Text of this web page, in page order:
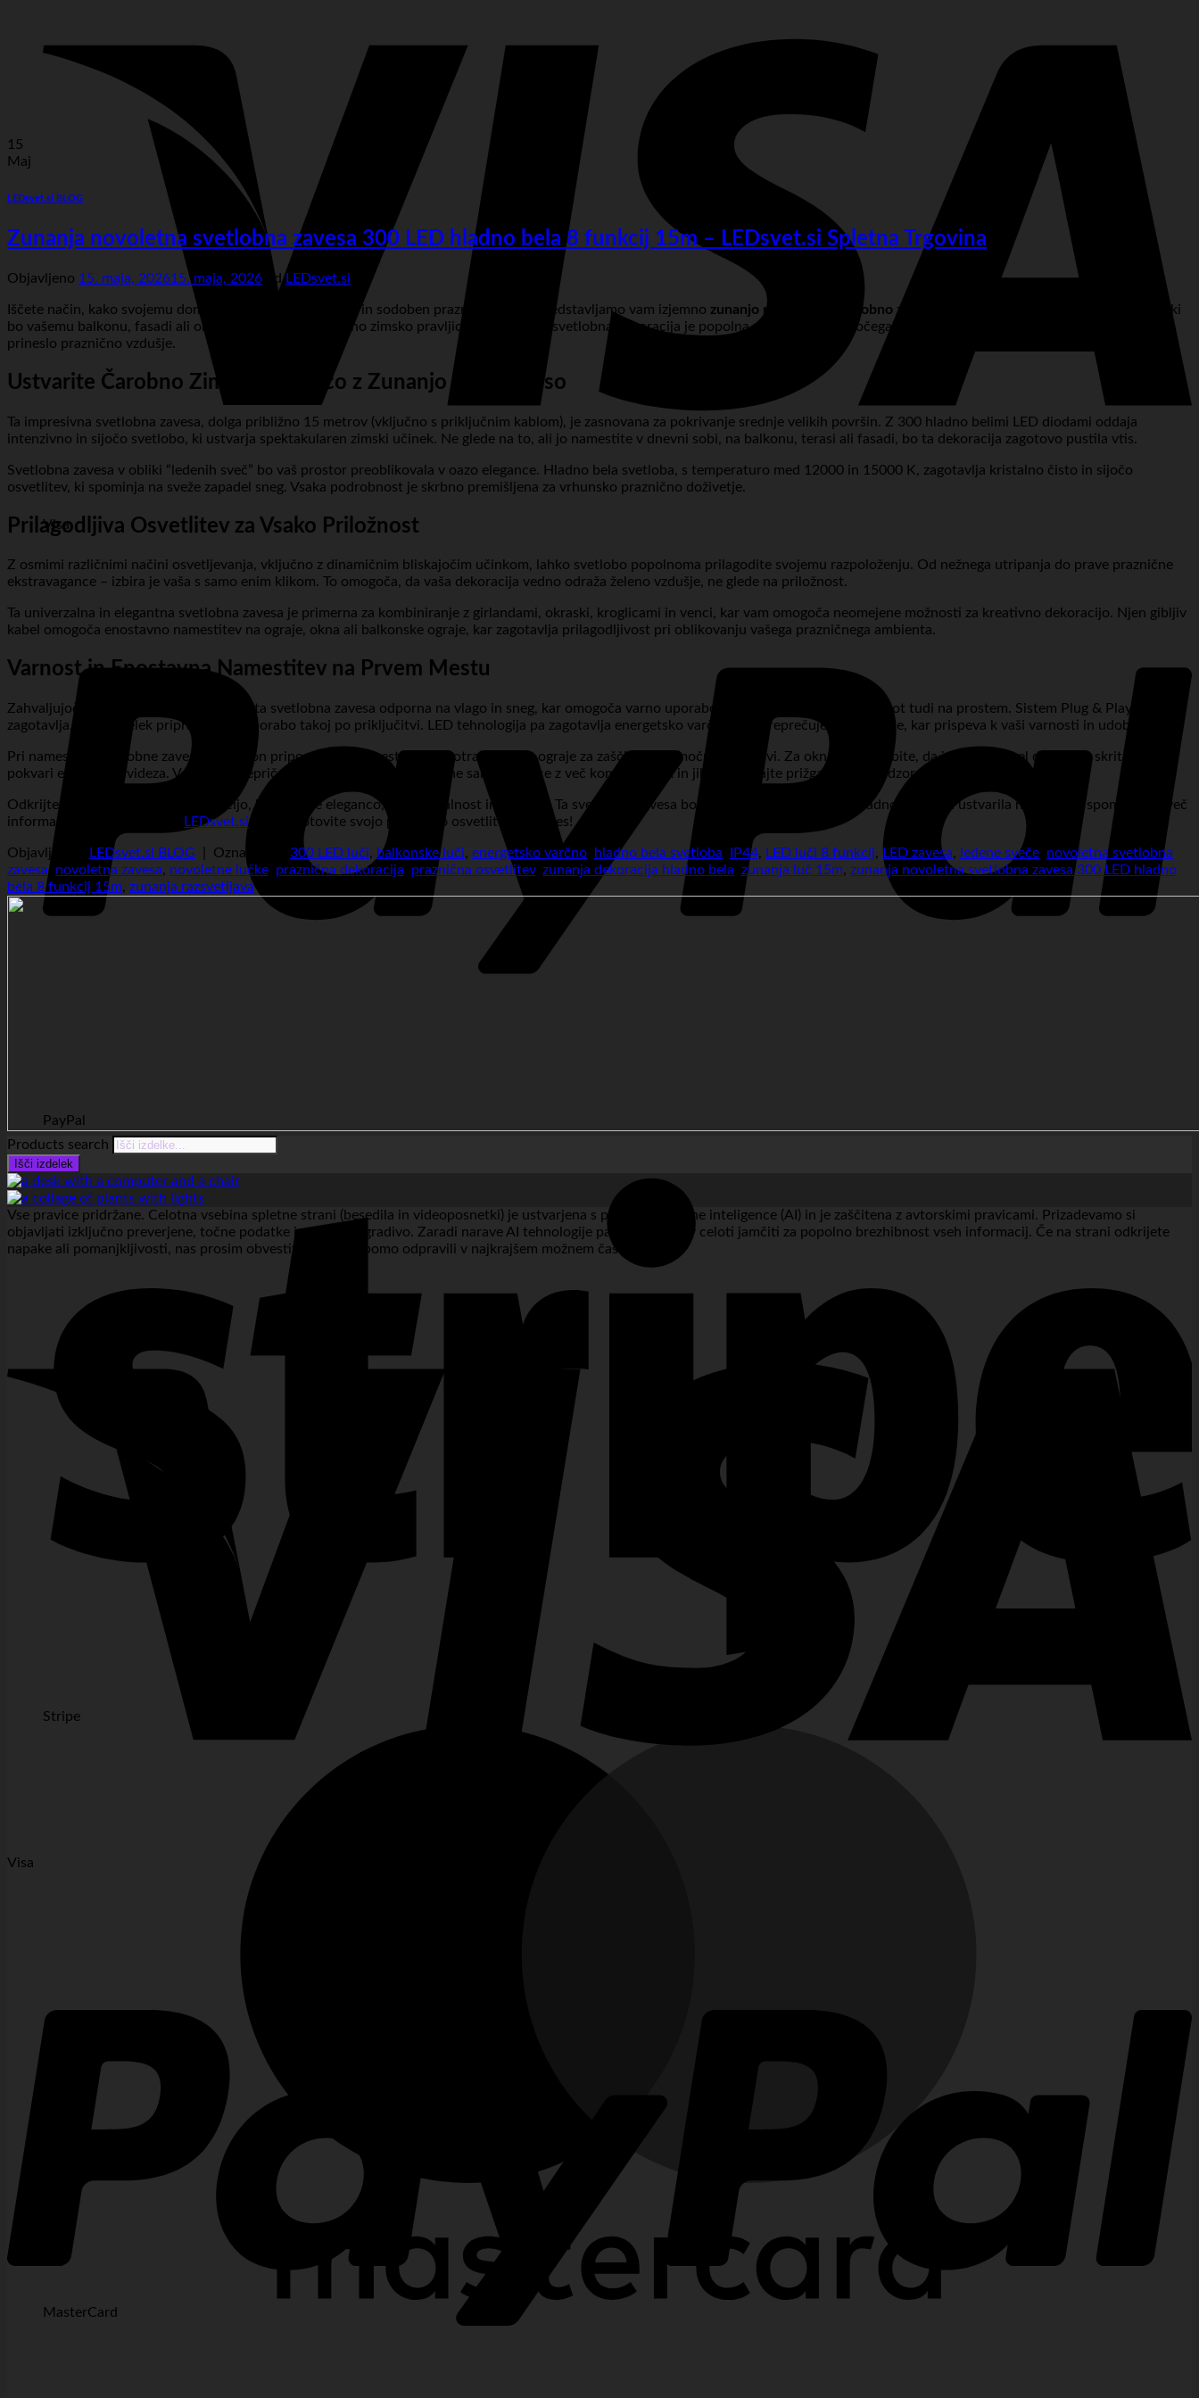
Visa
PayPal
Stripe
MasterCard
15
Maj
LEDsvet.si BLOG
Zunanja novoletna svetlobna zavesa 300 LED hladno bela 8 funkcij 15m – LEDsvet.si Spletna Trgovina
Objavljeno 15. maja, 202615. maja, 2026 od LEDsvet.si
Iščete način, kako svojemu domu dodati bleščeč, “leden” in sodoben praznični videz? Predstavljamo vam izjemno zunanjo novoletno svetlobno zaveso 300 LED hladno bela 8 funkcij 15m
, ki
bo vašemu balkonu, fasadi ali oknom pričarala nepozabno zimsko pravljico. Ta čudovita svetlobna dekoracija je popolna za ustvarjanje sijočega ozadja, ki bo pritegnilo poglede in v vaš dom
prineslo praznično vzdušje.
Ustvarite Čarobno Zimsko Pravljico z Zunanjo LED Zaveso
Ta impresivna svetlobna zavesa, dolga približno 15 metrov (vključno s priključnim kablom), je zasnovana za pokrivanje srednje velikih površin. Z 300 hladno belimi LED diodami oddaja
intenzivno in sijočo svetlobo, ki ustvarja spektakularen zimski učinek. Ne glede na to, ali jo namestite v dnevni sobi, na balkonu, terasi ali fasadi, bo ta dekoracija zagotovo pustila vtis.
Svetlobna zavesa v obliki “ledenih sveč” bo vaš prostor preoblikovala v oazo elegance. Hladno bela svetloba, s temperaturo med 12000 in 15000 K, zagotavlja kristalno čisto in sijočo
osvetlitev, ki spominja na sveže zapadel sneg. Vsaka podrobnost je skrbno premišljena za vrhunsko praznično doživetje.
Prilagodljiva Osvetlitev za Vsako Priložnost
Z osmimi različnimi načini osvetljevanja, vključno z dinamičnim bliskajočim učinkom, lahko svetlobo popolnoma prilagodite svojemu razpoloženju. Od nežnega utripanja do prave praznične
ekstravagance – izbira je vaša s samo enim klikom. To omogoča, da vaša dekoracija vedno odraža želeno vzdušje, ne glede na priložnost.
Ta univerzalna in elegantna svetlobna zavesa je primerna za kombiniranje z girlandami, okraski, kroglicami in venci, kar vam omogoča neomejene možnosti za kreativno dekoracijo. Njen gibljiv
kabel omogoča enostavno namestitev na ograje, okna ali balkonske ograje, kar zagotavlja prilagodljivost pri oblikovanju vašega prazničnega ambienta.
Varnost in Enostavna Namestitev na Prvem Mestu
Zahvaljujoč zaščitnemu razredu IP44 je ta svetlobna zavesa odporna na vlago in sneg, kar omogoča varno uporabo tako v notranjih prostorih kot tudi na prostem. Sistem Plug & Play
zagotavlja, da je izdelek pripravljen za uporabo takoj po priključitvi. LED tehnologija pa zagotavlja energetsko varčnost in preprečuje pregrevanje, kar prispeva k vaši varnosti in udobju.
Pri namestitvi svetlobne zavese na balkon priporočamo namestitev na notranjo stran ograje za zaščito pred močnimi vetrovi. Za okna pa poskrbite, da je glavni kabel diskretno skrit, da ne
pokvari estetskega videza. Vedno se prepričajte, da ne preobremenite ene same vtičnice z več kompleti lučk in jih ne puščajte prižgane brez nadzora za daljše obdobje.
Odkrijte popolno praznično dekoracijo, ki združuje eleganco, funkcionalnost in varnost. Ta svetlobna zavesa bo vaš dom ovila v čarobno hladno belino in ustvarila nepozabne spomine. Za več
informacij in nakup obiščite
LEDsvet.siin si zagotovite svojo praznično osvetlitev še danes!
Objavljeno v LEDsvet.si BLOG Označeno s 300 LED luči, balkonske luči, energetsko varčno hladno bela svetloba IP44, LED luči 8 funkcij, LED zavesa, ledene sveče novoletna svetlobna
zavesa, novoletna zavesa, novoletne lučke praznična dekoracija praznična osvetlitev, zunanja dekoracija hladno bela zunanja luč 15m, zunanja novoletna svetlobna zavesa 300 LED hladno
bela 8 funkcij 15m, zunanja razsvetljava
Products search
Išči izdelek
Vse pravice pridržane. Celotna vsebina spletne strani (besedila in videoposnetki) je ustvarjena s pomočjo umetne inteligence (AI) in je zaščitena z avtorskimi pravicami. Prizadevamo si
objavljati izključno preverjene, točne podatke in slikovno gradivo. Zaradi narave AI tehnologije pa ne moremo v celoti jamčiti za popolno brezhibnost vseh informacij. Če na strani odkrijete
napake ali pomanjkljivosti, nas prosim obvestite. Napako bomo odpravili v najkrajšem možnem času.
Visa